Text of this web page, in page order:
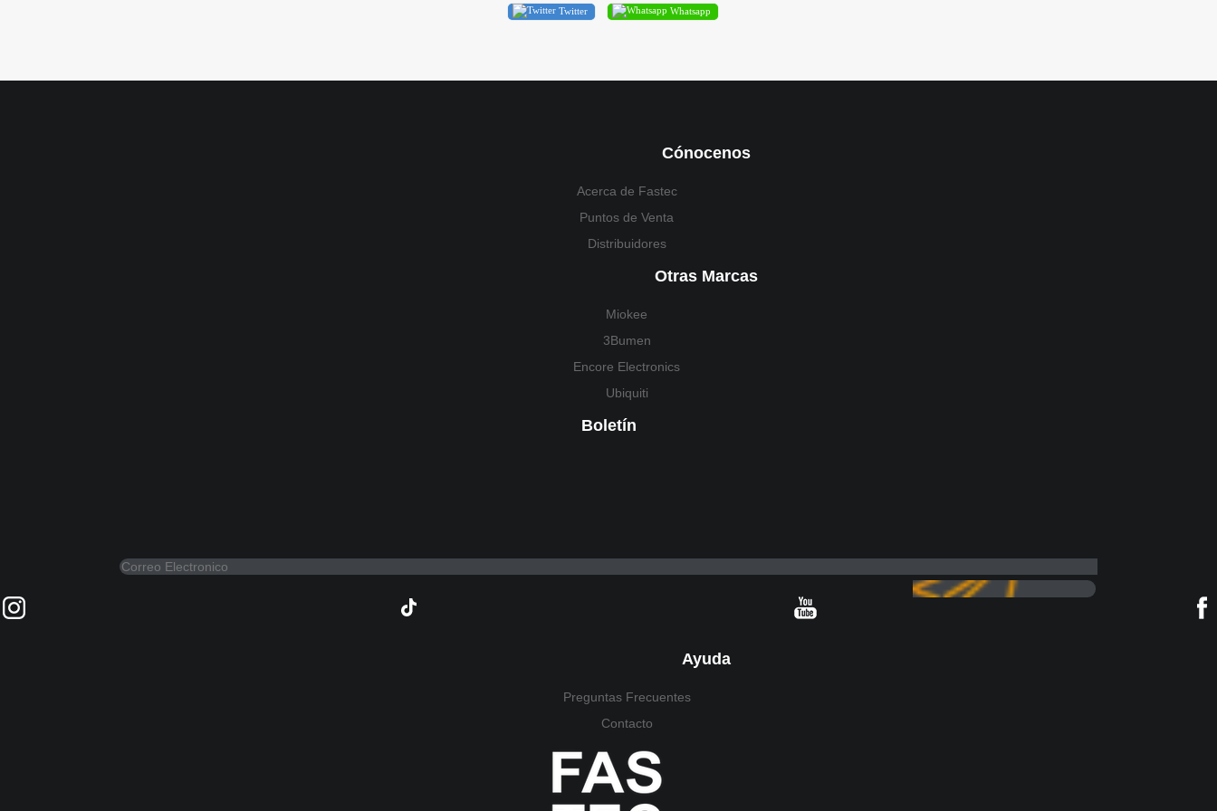
Twitter Whatsapp
Cónocenos
Acerca de Fastec
Puntos de Venta
Distribuidores
Otras Marcas
Miokee
3Bumen
Encore Electronics
Ubiquiti
Boletín
Ayuda
Preguntas Frecuentes
Contacto